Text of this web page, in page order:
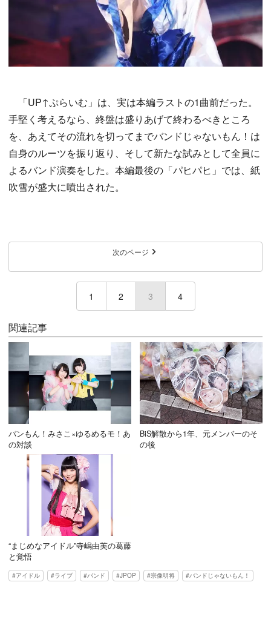
「UP↑ぷらいむ」は、実は本編ラストの1曲前だった。
手堅く考えるなら、終盤は盛りあげて終わるべきところ
を、あえてその流れを切ってまでバンドじゃないもん！は
自身のルーツを振り返り、そして新たな試みとして全員に
よるバンド演奏をした。本編最後の「パヒパヒ」では、紙
吹雪が盛大に噴出された。
次のページ
1 2 3 (current)
4
関連記事
バンもん！みさこ×ゆるめるモ！あ
の対談
BiS解散から1年、元メンバーのそ
の後
“まじめなアイドル”寺嶋由芙の葛藤
と覚悟
アイドル ライブ バンド JPOP 宗像明将 バンドじゃないもん！